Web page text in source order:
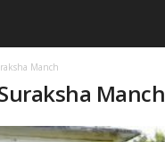
Manch
Manch